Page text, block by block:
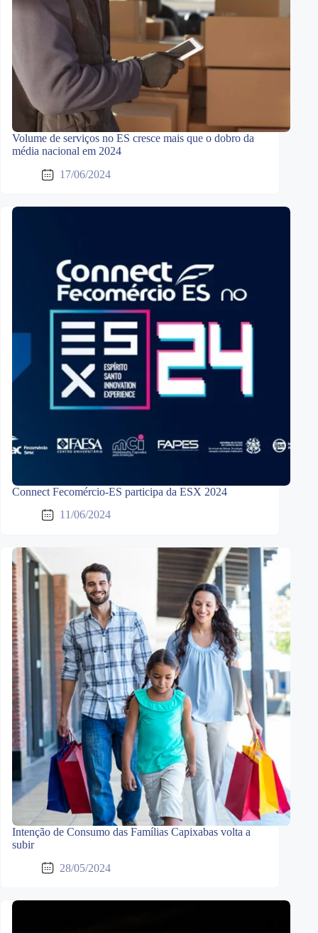
Volume de serviços no ES cresce mais que o dobro da
média nacional em 2024
17/06/2024
Connect Fecomércio-ES participa da ESX 2024
11/06/2024
Intenção de Consumo das Famílias Capixabas volta a
subir
28/05/2024